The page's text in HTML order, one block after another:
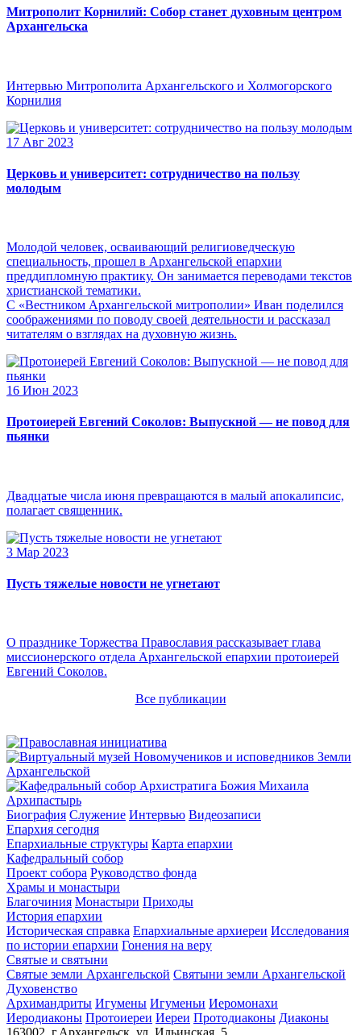
Митрополит Корнилий: Собор станет духовным центром
Архангельска
Интервью Митрополита Архангельского и Холмогорского
Корнилия
17 Авг 2023
Церковь и университет: сотрудничество на пользу
молодым
Молодой человек, осваивающий религиоведческую
специальность, прошел в Архангельской епархии
преддипломную практику. Он занимается переводами текстов
христианской тематики.
С «Вестником Архангельской митрополии» Иван поделился
соображениями по поводу своей деятельности и рассказал
читателям о взглядах на духовную жизнь.
16 Июн 2023
Протоиерей Евгений Соколов: Выпускной — не повод для
пьянки
Двадцатые числа июня превращаются в малый апокалипсис,
полагает священник.
3 Мар 2023
Пусть тяжелые новости не угнетают
О празднике Торжества Православия рассказывает глава
миссионерского отдела Архангельской епархии протоиерей
Евгений Соколов.
Все публикации
Архипастырь
Биография Служение Интервью Видеозаписи
Епархия сегодня
Епархиальные структуры Карта епархии
Кафедральный собор
Проект собора Руководство фонда
Храмы и монастыри
Благочиния Монастыри Приходы
История епархии
Историческая справка Епархиальные архиереи Исследования
по истории епархии Гонения на веру
Святые и святыни
Святые земли Архангельской Святыни земли Архангельской
Духовенство
Архимандриты Игумены Игуменьи Иеромонахи
Иеродиаконы Протоиереи Иереи Протодиаконы Диаконы